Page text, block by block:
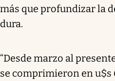
más que profundizar la
dura.
“Desde marzo al
se comprimieron en u$s